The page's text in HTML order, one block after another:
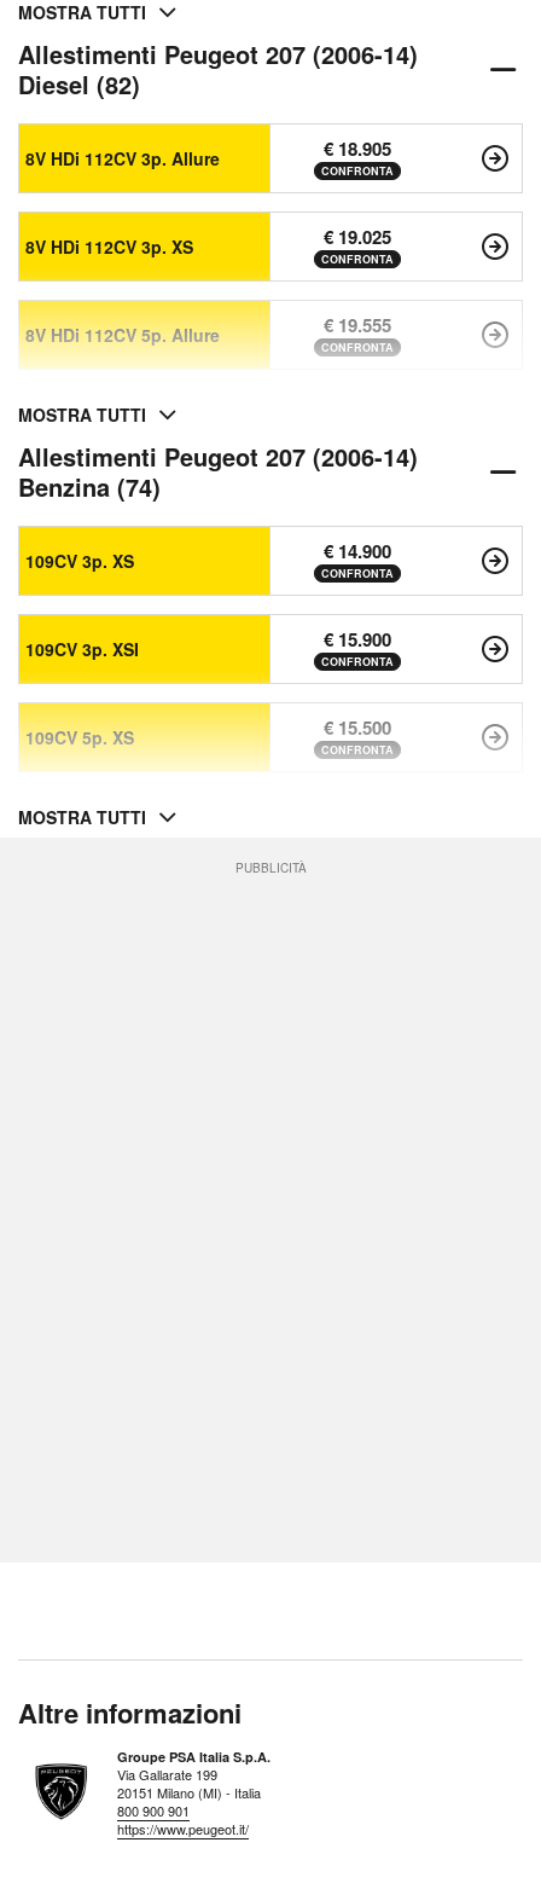
MOSTRA TUTTI
Allestimenti Peugeot 207 (2006-14)
Diesel (82)
8V HDi 112CV 3p. Allure € 18.905
CONFRONTA
8V HDi 112CV 3p. XS € 19.025
CONFRONTA
8V HDi 112CV 5p. Allure € 19.555
CONFRONTA
MOSTRA TUTTI
Allestimenti Peugeot 207 (2006-14)
Benzina (74)
109CV 3p. XS € 14.900
CONFRONTA
109CV 3p. XSI € 15.900
CONFRONTA
109CV 5p. XS € 15.500
CONFRONTA
MOSTRA TUTTI
PUBBLICITÀ
Altre informazioni
Groupe PSA Italia S.p.A.
Via Gallarate 199
20151 Milano (MI) - Italia
800 900 901
https://www.peugeot.it/